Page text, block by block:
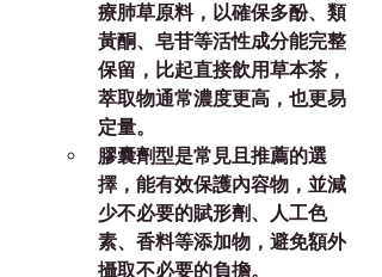
療肺草原料，以確保多酚、類
黃酮、皂苷等活性成分能完整
保留，比起直接飲用草本茶，
萃取物通常濃度更高，也更易
定量。
膠囊劑型是常見且推薦的選
擇，能有效保護內容物，並減
少不必要的賦形劑、人工色
素、香料等添加物，避免額外
攝取不必要的負擔。